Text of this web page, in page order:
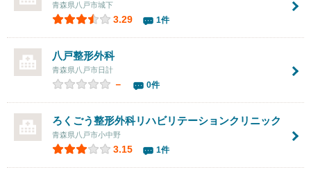
青森県八戸市城下
3.29 1件
八戸整形外科
青森県八戸市日計
－ 0件
ろくごう整形外科リハビリテーションクリニック
青森県八戸市小中野
3.15 1件